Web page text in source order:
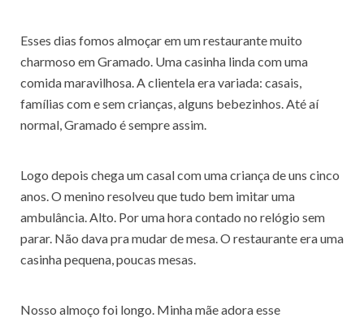
Esses dias fomos almoçar em um restaurante muito
charmoso em Gramado. Uma casinha linda com uma
comida maravilhosa. A clientela era variada: casais,
famílias com e sem crianças, alguns bebezinhos. Até aí
normal, Gramado é sempre assim.
Logo depois chega um casal com uma criança de uns cinco
anos. O menino resolveu que tudo bem imitar uma
ambulância. Alto. Por uma hora contado no relógio sem
parar. Não dava pra mudar de mesa. O restaurante era uma
casinha pequena, poucas mesas.
Nosso almoço foi longo. Minha mãe adora esse